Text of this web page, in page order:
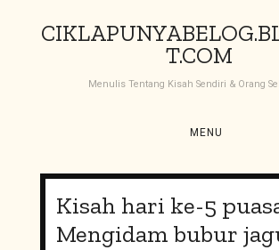
k
n
T.COM
Menulis Tentang Kisah Sendiri & Orang
MENU
Kisah hari ke-5
Mengidam bubur